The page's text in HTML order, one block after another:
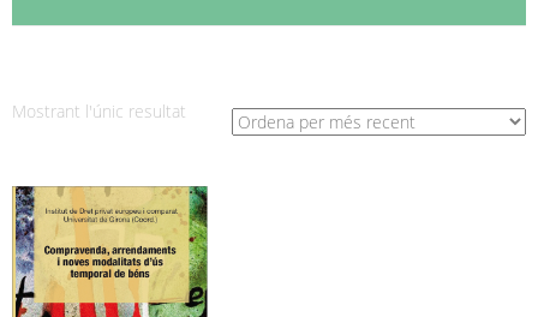
Mostrant l'únic resultat